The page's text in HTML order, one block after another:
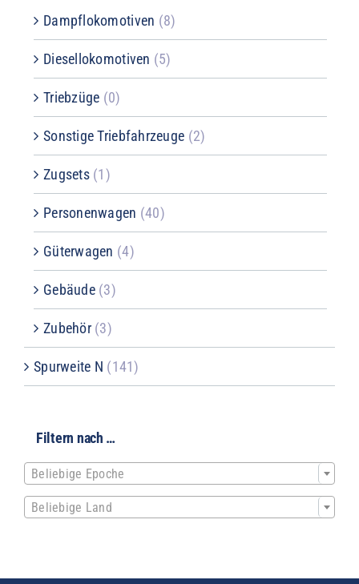
Dampflokomotiven (8)
Diesellokomotiven (5)
Triebzüge (0)
Sonstige Triebfahrzeuge (2)
Zugsets (1)
Personenwagen (40)
Güterwagen (4)
Gebäude (3)
Zubehör (3)
Spurweite N (141)
Filtern nach …
Beliebige Epoche
Beliebige Land